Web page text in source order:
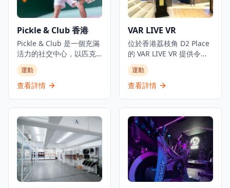
Pickle & Club 香港
Pickle & Club 是一個充滿
活力的社交中心，以匹克
球作為媒介，透過各種動
態體驗連接人們。位於堅
尼地城的這個頂級室內匹
社交活動。俱樂部為各級
球員提供匹克球場地，每
節收費450港元，並提供會
員選項，包括零客人費用
和優先預訂特權。每日上
午10時至晚上10時營業，
設施位置便利，距離港大
運動
查看詳情
VAR LIVE VR
位於香港荔枝角 D2 Place
的 VAR LIVE VR 提供令人
興奮的虛擬現實體驗，擁
有廣泛的互動 VR 遊戲和模
擬體驗，是體驗最新VR科
戲愛好者尋找沉浸式娛
樂，無論是想要對抗殭
屍、探索奇幻世界還是體
驗極限運動，VAR LIVE VR
都能提供多樣化的遊戲選
擇。配備最先進的 VR 技
術，它提供了進入虛擬世
運動
查看詳情